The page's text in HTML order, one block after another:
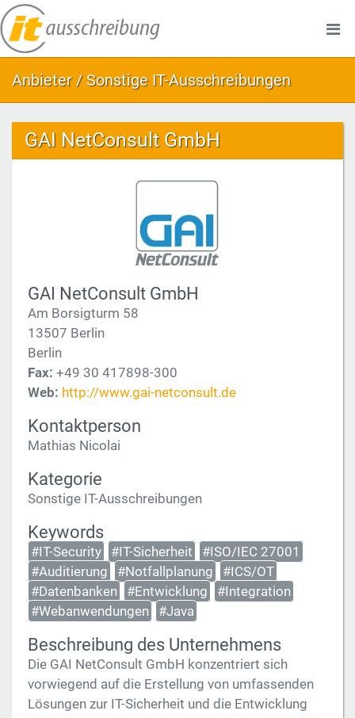
Anbieter / Sonstige IT-Ausschreibungen
GAI NetConsult GmbH
GAI NetConsult GmbH
Am Borsigturm 58
13507 Berlin
Berlin
Fax: +49 30 417898-300
Web: http://www.gai-netconsult.de
Kontaktperson
Mathias Nicolai
Kategorie
Sonstige IT-Ausschreibungen
Keywords
#IT-Security #IT-Sicherheit
#ISO/IEC 27001
#Auditierung
#Notfallplanung
#ICS/OT
#Datenbanken
#Entwicklung
#Integration
#Webanwendungen
#Java
Beschreibung des Unternehmens
Die GAI NetConsult GmbH konzentriert sich
vorwiegend auf die Erstellung von umfassenden
Lösungen zur IT-Sicherheit und die Entwicklung